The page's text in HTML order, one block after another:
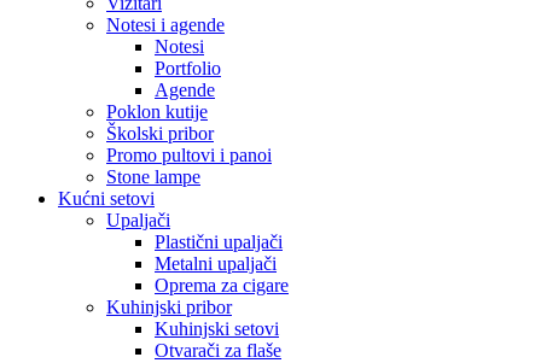
Notesi i agende
Notesi
Portfolio
Agende
Poklon kutije
Školski pribor
Promo pultovi i panoi
Stone lampe
Kućni setovi
Upaljači
Plastični upaljači
Metalni upaljači
Oprema za cigare
Kuhinjski pribor
Kuhinjski setovi
Otvarači za flaše